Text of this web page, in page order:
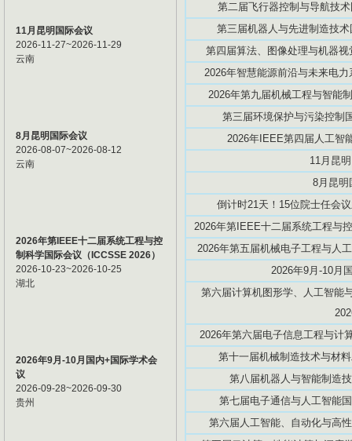
11月昆明国际会议
2026-11-27~2026-11-29
云南
8月昆明国际会议
2026-08-07~2026-08-12
云南
2026年第IEEE十二届系统工程与控
制科学国际会议（ICCSSE 2026）
2026-10-23~2026-10-25
湖北
2026年9月-10月国内+国际学术会
议
2026-09-28~2026-09-30
贵州
第二届飞行器控制与导航技
第三届机器人与先进制造技
第四届算法、图像处理与机器
2026年智慧能源前沿与未来电
2026年第九届机械工程与智能
第三届环境保护与污染控制
2026年IEEE第四届人工智
11月昆
8月昆明
倒计时21天！15位院士任会
2026年第IEEE十二届系统工程与
2026年第五届机械电子工程与人
2026年9月-10月
第六届计算机图形学、人工智能
2026年第六届电子信息工程与计
第十一届机械制造技术与材
第八届机器人与智能制造
第七届电子通信与人工智能
第六届人工智能、自动化与高